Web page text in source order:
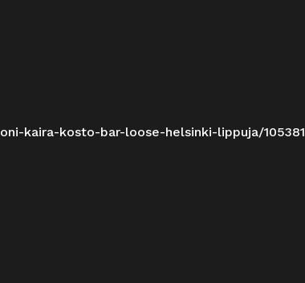
kaira-kosto-bar-loose-helsinki-lippuja/105381